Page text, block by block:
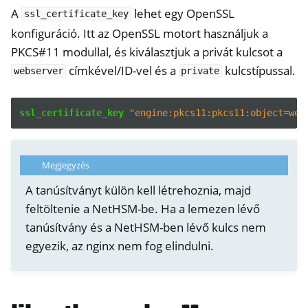
A ssl_certificate_key lehet egy OpenSSL
konfiguráció. Itt az OpenSSL motort használjuk a
PKCS#11 modullal, és kiválasztjuk a privát kulcsot a
webserver címkével/ID-vel és a private kulcstípussal.
ssl_certificate_key
Megjegyzés
A tanúsítványt külön kell létrehoznia, majd
feltöltenie a NetHSM-be. Ha a lemezen lévő
tanúsítvány és a NetHSM-ben lévő kulcs nem
egyezik, az nginx nem fog elindulni.